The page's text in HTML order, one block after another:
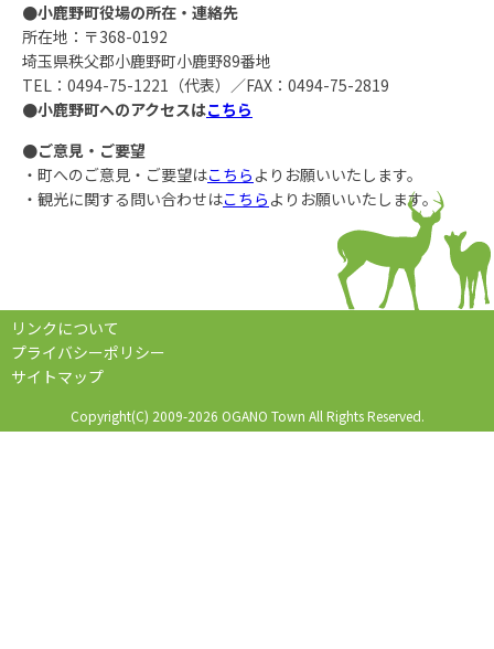
●小鹿野町役場の所在・連絡先
所在地：〒368-0192
埼玉県秩父郡小鹿野町小鹿野89番地
TEL：0494-75-1221（代表）／FAX：0494-75-2819
●小鹿野町へのアクセスはこちら
●ご意見・ご要望
・町へのご意見・ご要望はこちら よりお願いいたします。
・観光に関する問い合わせはこちら よりお願いいたします。
リンクについて
プライバシーポリシー
サイトマップ
Copyright(C) 2009-2026 OGANO Town All Rights Reserved.